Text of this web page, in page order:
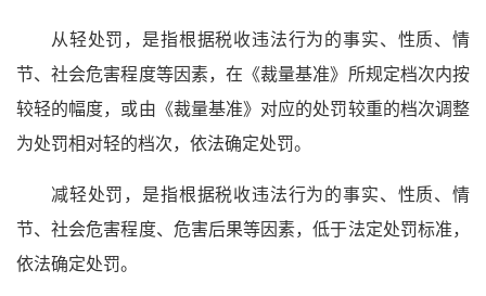
从轻处罚，是指根据税收违法行为的事实、性质、情
节、社会危害程度等因素，在《裁量基准》所规定档次内按
较轻的幅度，或由《裁量基准》对应的处罚较重的档次调整
为处罚相对轻的档次，依法确定处罚。
减轻处罚，是指根据税收违法行为的事实、性质、情
节、社会危害程度、危害后果等因素，低于法定处罚标准，
依法确定处罚。